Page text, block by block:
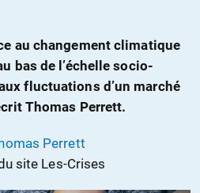
au changement climatique
bas de l’échelle socio-
fluctuations d’un marché
Thomas Perrett.
Perrett
site Les-Crises